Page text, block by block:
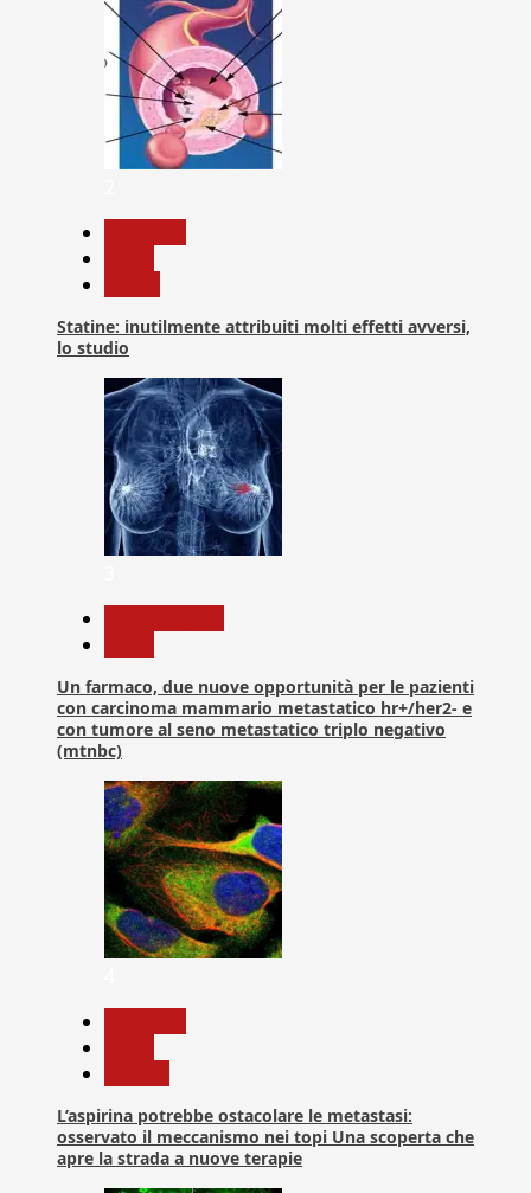
Statine: inutilmente attribuiti molti effetti avversi,
lo studio
Un farmaco, due nuove opportunità per le pazienti
con carcinoma mammario metastatico hr+/her2- e
con tumore al seno metastatico triplo negativo
(mtnbc)
L’aspirina potrebbe ostacolare le metastasi:
osservato il meccanismo nei topi Una scoperta che
apre la strada a nuove terapie